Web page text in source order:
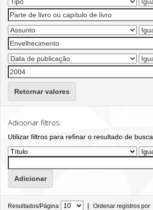
Retornar valores
Adicionar filtros:
Utilizar filtros para refinar o resultado de busca.
Resultados/Página | Ordenar registros por